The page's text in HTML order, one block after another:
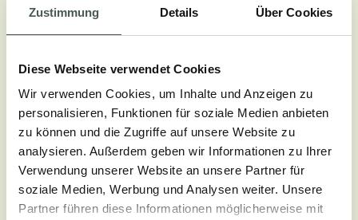
Zustimmung Details Über Cookies
Diese Webseite verwendet Cookies
Wir verwenden Cookies, um Inhalte und Anzeigen zu
personalisieren, Funktionen für soziale Medien anbieten
zu können und die Zugriffe auf unsere Website zu
analysieren. Außerdem geben wir Informationen zu Ihrer
Verwendung unserer Website an unsere Partner für
soziale Medien, Werbung und Analysen weiter. Unsere
Partner führen diese Informationen möglicherweise mit
Technische Aspekte
POLNUTZSCHICHT
100% Polypropylen